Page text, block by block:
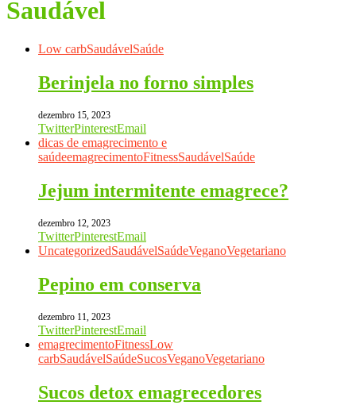
Saudável
Low carbSaudávelSaúde
Berinjela no forno simples
dezembro 15, 2023
TwitterPinterestEmail
dicas de emagrecimento e
saúdeemagrecimentoFitnessSaudávelSaúde
Jejum intermitente emagrece?
dezembro 12, 2023
TwitterPinterestEmail
UncategorizedSaudávelSaúdeVeganoVegetariano
Pepino em conserva
dezembro 11, 2023
TwitterPinterestEmail
emagrecimentoFitnessLow
carbSaudávelSaúdeSucosVeganoVegetariano
Sucos detox emagrecedores